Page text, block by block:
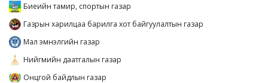
Биеийн тамир, спортын газар
Газрын харилцаа барилга хот байгуулалтын газар
Мал эмнэлгийн газар
Нийгмийн даатгалын газар
Онцгой байдлын газар